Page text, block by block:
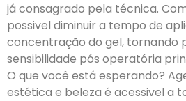
já consagrado pela técnica.
possivel diminuir a tempo de
concentração do gel, tornando
sensibilidade pós operatória
O que você está esperando?
estética e beleza é acessivel a